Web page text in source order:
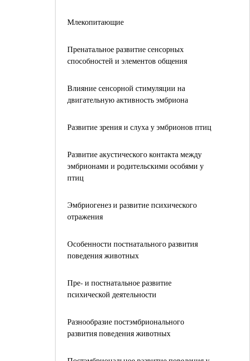
Млекопитающие
Пренатальное развитие сенсорных
способностей и элементов общения
Влияние сенсорной стимуляции на
двигательную активность эмбриона
Развитие зрения и слуха у эмбрионов птиц
Развитие акустического контакта между
эмбрионами и родительскими особями у
птиц
Эмбриогенез и развитие психического
отражения
Особенности постнатального развития
поведения животных
Пре- и постнатальное развитие
психической деятельности
Разнообразие постэмбрионального
развития поведения животных